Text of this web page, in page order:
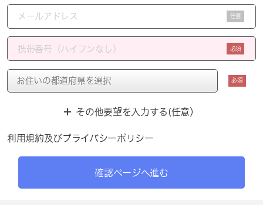
任意
必須
必須
その他要望を入力する(任意）
利用規約及びプライバシーポリシー
確認ページへ進む